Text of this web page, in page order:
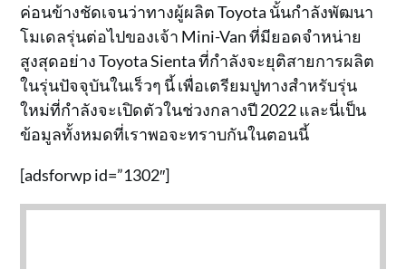
ค่อนข้างชัดเจนว่าทางผู้ผลิต Toyota นั้นกำลังพัฒนา
โมเดลรุ่นต่อไปของเจ้า Mini-Van ที่มียอดจำหน่าย
สูงสุดอย่าง Toyota Sienta ที่กำลังจะยุติสายการผลิต
ในรุ่นปัจจุบันในเร็วๆ นี้ เพื่อเตรียมปูทางสำหรับรุ่น
ใหม่ที่กำลังจะเปิดตัวในช่วงกลางปี 2022 และนี่เป็น
ข้อมูลทั้งหมดที่เราพอจะทราบกันในตอนนี้
[adsforwp id=”1302″]